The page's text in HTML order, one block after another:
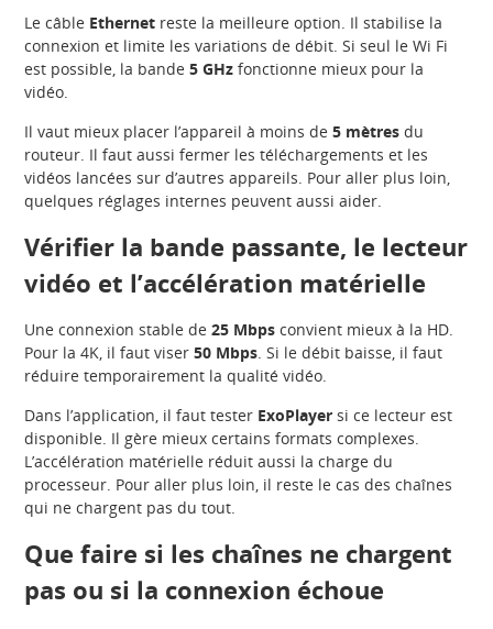
Le câble Ethernet reste la meilleure option. Il stabilise la
connexion et limite les variations de débit. Si seul le Wi Fi
est possible, la bande5 GHz fonctionne mieux pour la
vidéo.
Il vaut mieux placer l’appareil à moins de5 mètres du
routeur. Il faut aussi fermer les téléchargements et les
vidéos lancées sur d’autres appareils. Pour aller plus loin,
quelques réglages internes peuvent aussi aider.
Vérifier la bande passante, le lecteur
vidéo et l’accélération matérielle
Une connexion stable de25 Mbps convient mieux à la HD.
Pour la 4K, il faut viser50 Mbps. Si le débit baisse, il faut
réduire temporairement la qualité vidéo.
Dans l’application, il faut tester ExoPlayer si ce lecteur est
disponible. Il gère mieux certains formats complexes.
L’accélération matérielle réduit aussi la charge du
processeur. Pour aller plus loin, il reste le cas des chaînes
qui ne chargent pas du tout.
Que faire si les chaînes ne chargent
pas ou si la connexion échoue